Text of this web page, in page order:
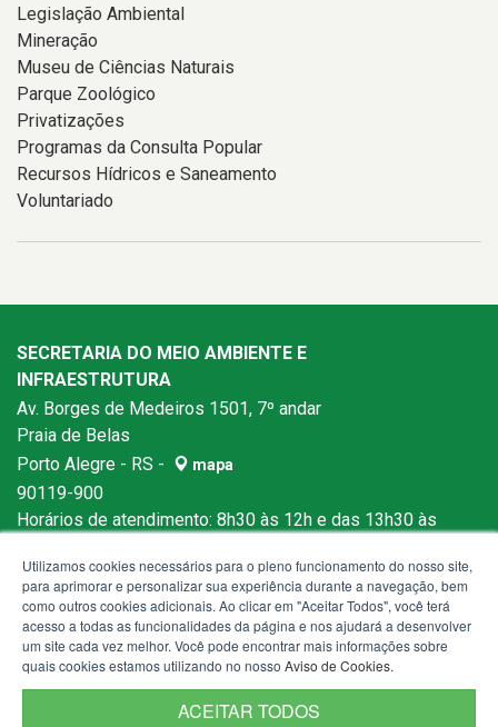
Legislação Ambiental
Mineração
Museu de Ciências Naturais
Parque Zoológico
Privatizações
Programas da Consulta Popular
Recursos Hídricos e Saneamento
Voluntariado
SECRETARIA DO MEIO AMBIENTE E
INFRAESTRUTURA
Av. Borges de Medeiros 1501, 7º andar
Praia de Belas
Porto Alegre - RS -
mapa
90119-900
Horários de atendimento: 8h30 às 12h e das 13h30 às
Utilizamos cookies necessários para o pleno funcionamento do nosso site,
para aprimorar e personalizar sua experiência durante a navegação, bem
como outros cookies adicionais. Ao clicar em "Aceitar Todos", você terá
acesso a todas as funcionalidades da página e nos ajudará a desenvolver
um site cada vez melhor. Você pode encontrar mais informações sobre
quais cookies estamos utilizando no nosso Aviso de Cookies.
ACEITAR TODOS